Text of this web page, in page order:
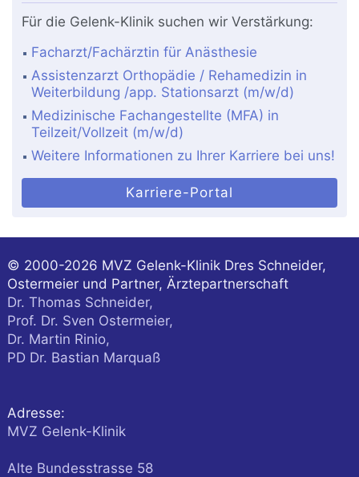
Für die Gelenk-Klinik suchen wir Verstärkung:
Facharzt/Fachärztin für Anästhesie
Assistenzarzt Orthopädie / Rehamedizin in
Weiterbildung /app. Stationsarzt (m/w/d)
Medizinische Fachangestellte (MFA) in
Teilzeit/Vollzeit (m/w/d)
Weitere Informationen zu Ihrer Karriere bei uns!
Karriere-Portal
© 2000-2026 MVZ Gelenk-Klinik Dres Schneider,
Ostermeier und Partner, Ärztepartnerschaft
Dr. Thomas Schneider,
Prof. Dr. Sven Ostermeier,
Dr. Martin Rinio,
PD Dr. Bastian Marquaß
Adresse:
MVZ Gelenk-Klinik
Alte Bundesstrasse 58